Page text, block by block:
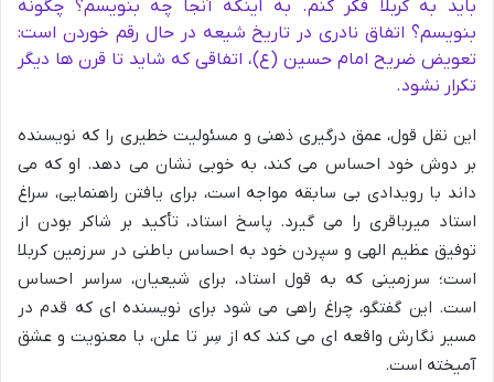
باید به کربلا فکر کنم. به اینکه آنجا چه بنویسم؟ چگونه
بنویسم؟ اتفاق نادری در تاریخ شیعه در حال رقم خوردن است:
تعویض ضریح امام حسین (ع)، اتفاقی که شاید تا قرن ها دیگر
تکرار نشود.
این نقل قول، عمق درگیری ذهنی و مسئولیت خطیری را که نویسنده
بر دوش خود احساس می کند، به خوبی نشان می دهد. او که می
داند با رویدادی بی سابقه مواجه است، برای یافتن راهنمایی، سراغ
استاد میرباقری را می گیرد. پاسخ استاد، تأکید بر شاکر بودن از
توفیق عظیم الهی و سپردن خود به احساس باطنی در سرزمین کربلا
است؛ سرزمینی که به قول استاد، برای شیعیان، سراسر احساس
است. این گفتگو، چراغ راهی می شود برای نویسنده ای که قدم در
مسیر نگارش واقعه ای می کند که از سِر تا علن، با معنویت و عشق
آمیخته است.